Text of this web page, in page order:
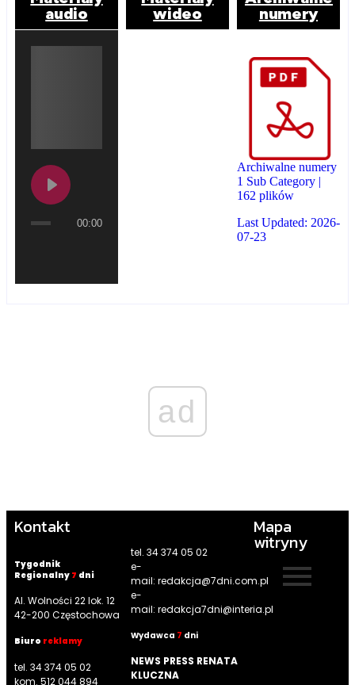
audio
00:00
wideo
numery
Archiwalne numery
1 Sub Category |
162 plików
Last Updated: 2026-
07-23
ad
Kontakt
Tygodnik
Regionalny 7 dni
Al. Wolności 22 lok. 12
42-200 Częstochowa
Biuro reklamy
tel. 34 374 05 02
kom. 512 044 894
tel. 34 374 05 02
e-
mail:redakcja@7dni.com.pl
e-
mail:redakcja7dni@interia.pl
Wydawca 7 dni
NEWS PRESS RENATA
KLUCZNA
Mapa
witryny